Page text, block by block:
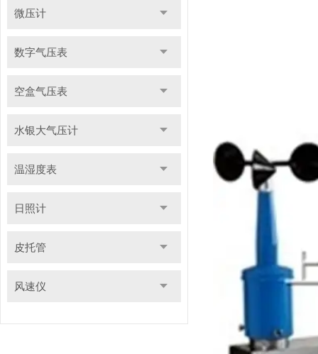
微压计
数字气压表
空盒气压表
水银大气压计
温湿度表
日照计
皮托管
风速仪